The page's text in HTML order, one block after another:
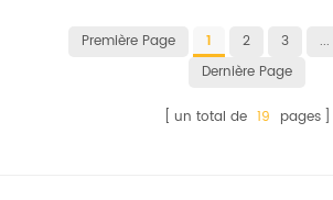
Première Page 1 2 3 ...
Dernière Page
un total de 19 pages